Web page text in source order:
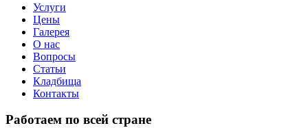
Услуги
Цены
Галерея
О нас
Вопросы
Статьи
Кладбища
Контакты
Работаем по всей стране